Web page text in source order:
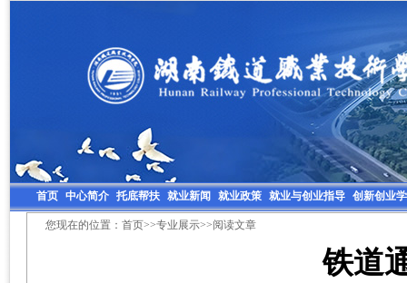
首页 中心简介 托底帮扶 就业新闻 就业政策 就业与创业指导 创新创业
您现在的位置：首页>>专业展示>>阅读文章
铁道